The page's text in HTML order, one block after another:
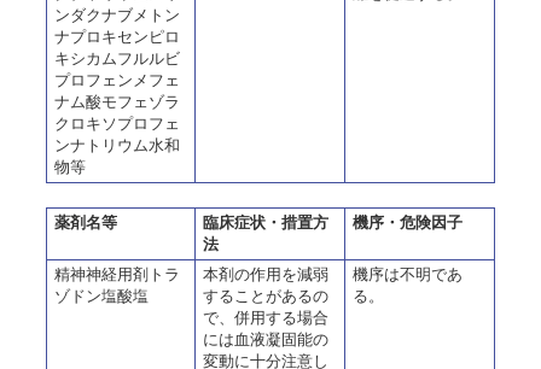
ンダクナブメトン
ナプロキセンピロ
キシカムフルルビ
プロフェンメフェ
ナム酸モフェゾラ
クロキソプロフェ
ンナトリウム水和
物等
薬剤名等
臨床症状・措置方
法
機序・危険因子
精神神経用剤トラ
ゾドン塩酸塩
本剤の作用を減弱
することがあるの
で、併用する場合
には血液凝固能の
変動に十分注意し
機序は不明であ
る。